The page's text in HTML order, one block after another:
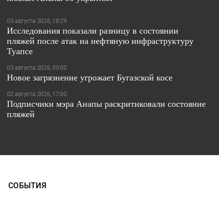
05 августа 2026, 18:29
Исследования показали разницу в состоянии
пляжей после атак на нефтяную инфраструктуру
Туапсе
03 августа 2026, 00:00
Новое загрязнение угрожает Бугазской косе
02 августа 2026, 17:00
Подписчики мэра Анапы раскритиковали состояние
пляжей
СОБЫТИЯ